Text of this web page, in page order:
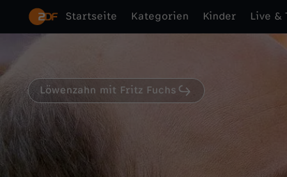
Startseite Kategorien Kinder Live &
Löwenzahn mit Fritz Fuchs